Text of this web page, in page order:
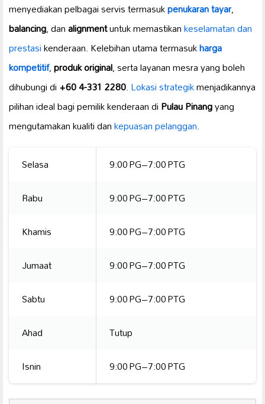
menyediakan pelbagai servis termasukpenukaran tayar,
balancing, danalignmentuntuk memastikankeselamatan dan
prestasikenderaan. Kelebihan utama termasukharga
kompetitif,produk original, serta layanan mesra yang boleh
dihubungi di+60 4-331 2280.Lokasi strategikmenjadikannya
pilihan ideal bagi pemilik kenderaan diPulau Pinangyang
mengutamakan kualiti dankepuasan pelanggan.
Selasa
9:00 PG–7:00 PTG
Rabu
9:00 PG–7:00 PTG
Khamis
9:00 PG–7:00 PTG
Jumaat
9:00 PG–7:00 PTG
Sabtu
9:00 PG–7:00 PTG
Ahad
Tutup
Isnin
9:00 PG–7:00 PTG